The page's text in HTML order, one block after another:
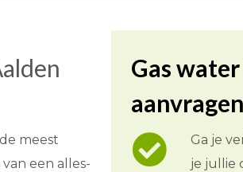
meest
een alles-
Gas
aanvragen
Ga je
je jullie